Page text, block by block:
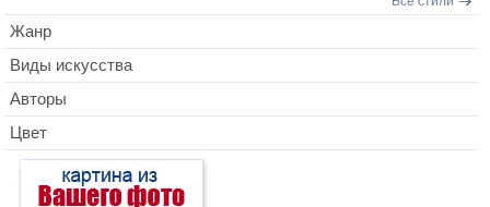
Жанр
Виды искусства
Авторы
Цвет